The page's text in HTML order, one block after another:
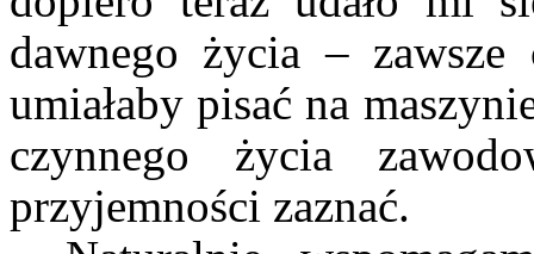
dawnego życia – zawsze
umiałaby pisać na
czynnego życia
przyjemności zaznać.